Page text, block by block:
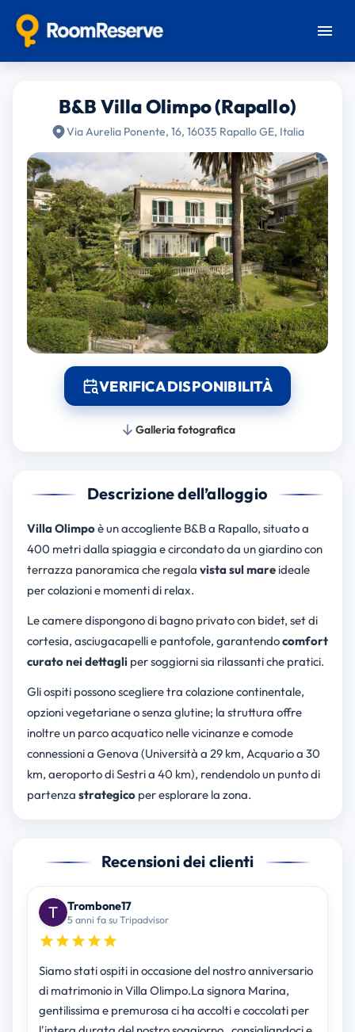
B&B Villa Olimpo (Rapallo)
Via Aurelia Ponente, 16, 16035 Rapallo GE, Italia
VERIFICA DISPONIBILITÀ
Galleria fotografica
Descrizione dell’alloggio
Villa Olimpoè un accogliente B&B a Rapallo, situato a
400 metri dalla spiaggia e circondato da un giardino con
terrazza panoramica che regala vista sul mareideale
per colazioni e momenti di relax.
Le camere dispongono di bagno privato con bidet, set di
cortesia, asciugacapelli e pantofole, garantendocomfort
curato nei dettagliper soggiorni sia rilassanti che pratici.
Gli ospiti possono scegliere tra colazione continentale,
opzioni vegetariane o senza glutine; la struttura offre
inoltre un parco acquatico nelle vicinanze e comode
connessioni a Genova (Università a 29 km, Acquario a 30
km, aeroporto di Sestri a 40 km), rendendolo un punto di
partenza strategicoper esplorare la zona.
Recensioni dei clienti
Trombone17
5 anni fa su Tripadvisor
Siamo stati ospiti in occasione del nostro anniversario
di matrimonio in Villa Olimpo.La signora Marina,
gentilissima e premurosa ci ha accolti e coccolati per